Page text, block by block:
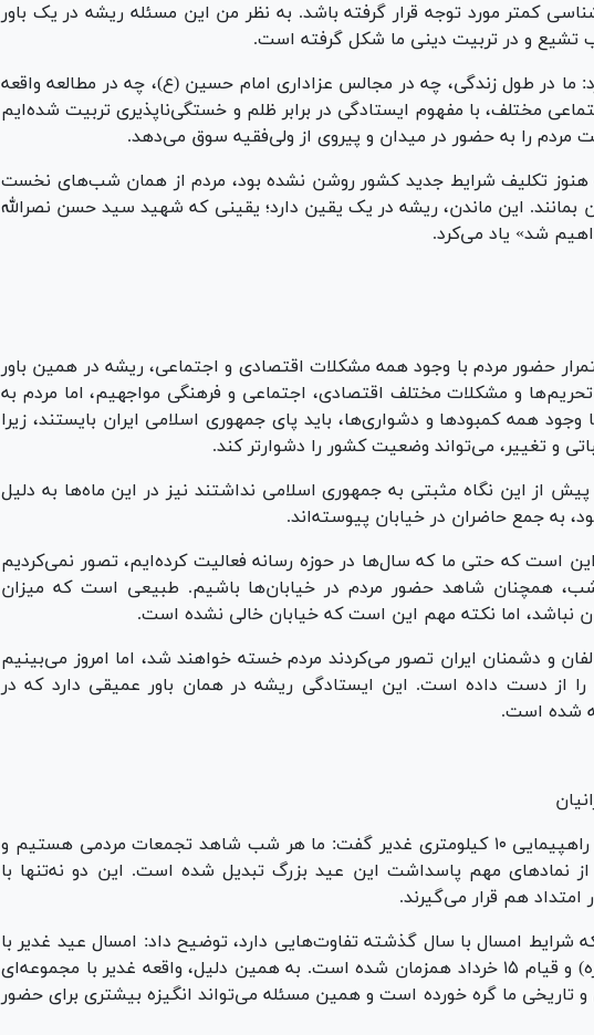
کمتر مورد توجه قرار گرفته باشد. به نظر من این مسئله ریشه در یک باور
تشیع و در تربیت دینی ما شکل گرفته است.
ما در طول زندگی، چه در مجالس عزاداری امام حسین (ع)، چه در مطالعه واقعه
مختلف، با مفهوم ایستادگی در برابر ظلم و خستگی‌ناپذیری تربیت شده‌ایم
مردم را به حضور در میدان و پیروی از ولی‌فقیه سوق می‌دهد.
هنوز تکلیف شرایط جدید کشور روشن نشده بود، مردم از همان شب‌های نخست
بمانند. این ماندن، ریشه در یک یقین دارد؛ یقینی که شهید سید حسن نصرالله
شد» یاد می‌کرد.
حضور مردم با وجود همه مشکلات اقتصادی و اجتماعی، ریشه در همین باور
و مشکلات مختلف اقتصادی، اجتماعی و فرهنگی مواجهیم، اما مردم به
همه کمبودها و دشواری‌ها، باید پای جمهوری اسلامی ایران بایستند، زیرا
و تغییر، می‌تواند وضعیت کشور را دشوارتر کند.
از این نگاه مثبتی به جمهوری اسلامی نداشتند نیز در این ماه‌ها به دلیل
به جمع حاضران در خیابان پیوسته‌اند.
است که حتی ما که سال‌ها در حوزه رسانه فعالیت کرده‌ایم، تصور نمی‌کردیم
برسد که بیش از ۹۰ شب، همچنان شاهد حضور مردم در خیابان‌ها باشیم. طبیعی است که میزان
اما نکته مهم این است که خیابان خالی نشده است.
و دشمنان ایران تصور می‌کردند مردم خسته خواهند شد، اما امروز می‌بینیم
از دست داده است. این ایستادگی ریشه در همان باور عمیقی دارد که در
شده است.
امینیان در ادامه با اشاره به راهپیمایی ۱۰ کیلومتری غدیر گفت: ما هر شب شاهد تجمعات مردمی هستیم و
از نمادهای مهم پاسداشت این عید بزرگ تبدیل شده است. این دو نه‌تنها با
امتداد هم قرار می‌گیرند.
شرایط امسال با سال گذشته تفاوت‌هایی دارد، توضیح داد: امسال عید غدیر با
سالگرد ارتحال امام خمینی (ره) و قیام ۱۵ خرداد همزمان شده است. به همین دلیل، واقعه غدیر با مجموعه‌ای
تاریخی ما گره خورده است و همین مسئله می‌تواند انگیزه بیشتری برای حضور